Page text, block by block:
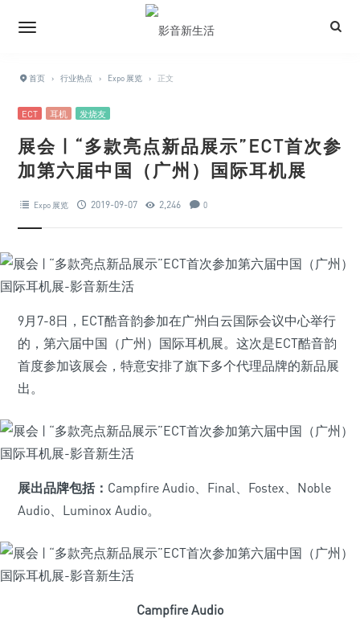
首页 › 行业热点 › Expo 展览 › 正文
ECT 耳机 发烧友
展会 | “多款亮点新品展示”ECT首次参
加第六届中国（广州）国际耳机展
Expo 展览 2019-09-07 2,246 0
9月7-8日，ECT酷音韵参加在广州白云国际会议中心举行
的，第六届中国（广州）国际耳机展。这次是ECT酷音韵
首度参加该展会，特意安排了旗下多个代理品牌的新品展
出。
展出品牌包括： Campfire Audio、Final、Fostex、Noble
Audio、Luminox Audio。
Campfire Audio